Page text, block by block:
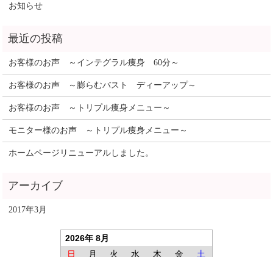
お知らせ
お客様のお声 ～インテグラル痩身 60分～
お客様のお声 ～膨らむバスト ディーアップ～
お客様のお声 ～トリプル痩身メニュー～
モニター様のお声 ～トリプル痩身メニュー～
ホームページリニューアルしました。
2017年3月
2026年 8月
日
月 火 水 木 金 土